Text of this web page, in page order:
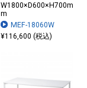
W1800×D600×H700m
m
MEF-18060W
¥116,600 (税込)